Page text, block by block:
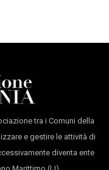
Inequilibrio,
e Fondazione
tra i Comuni della
e gestire le attività di
diventa ente